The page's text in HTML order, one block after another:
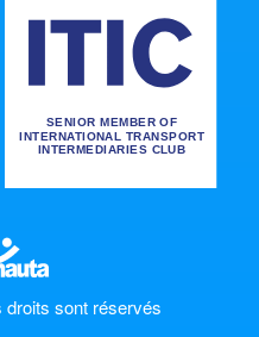
droits sont réservés